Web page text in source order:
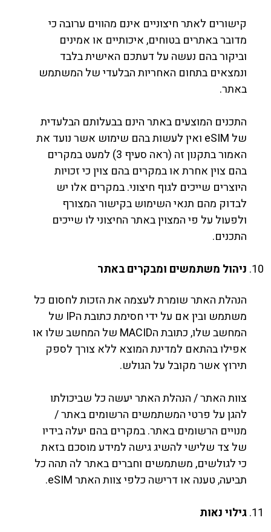
קישורים לאתר חיצוניים אינם מהווים ערובה כי
מדובר באתרים בטוחים, איכותיים או אמינים
וביקור בהם נעשה על דעתכם האישית בלבד
ונמצאים בתחום האחריות הבלעדי של המשתמש
באתר.
התכנים המוצעים באתר הינם בבעלותם הבלעדית
של eSIM ואין לעשות בהם שימוש אשר נועד את
האמור בתקנון זה (ראה סעיף 3) למעט במקרים
בהם צוין אחרת או במקרים בהם צוין כי זכויות
היוצרים שייכים לגוף חיצוני. במקרים אלו יש
לבדוק מהם תנאי השימוש בקישור המצורף
ולפעול על פי המצוין באתר החיצוני לו שייכים
התכנים.
ניהול משתמשים ומבקרים באתר
הנהלת האתר שומרת לעצמה את הזכות לחסום כל
משתמש ובין אם על ידי חסימת כתובת הIP של
המחשב שלו, כתובת הMACID של המחשב שלו או
אפילו בהתאם למדינת המוצא ללא צורך לספק
תירוץ אשר מקובל על הגולש.
צוות האתר / הנהלת האתר יעשה כל שביכולתו
להגן על פרטי המשתמשים הרשומים באתר /
מנויים הרשומים באתר. במקרים בהם יעלה בידיו
של צד שלישי להשיג גישה למידע מוסכם בזאת
כי לגולשים, משתמשים וחברים באתר לה תהה כל
תביעה, טענה או דרישה כלפי צוות האתר eSIM.
גילוי נאות